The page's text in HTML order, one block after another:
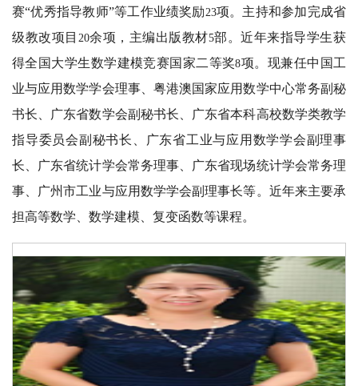
赛“优秀指导教师”等工作业绩奖励23项。主持和参加完成省
级教改项目 20余项，主编出版教材5部。近年来指导学生获
得全国大学生数学建模竞赛国家二等奖8项。现兼任中国工
业与应用数学学会理事、粤港澳国家应用数学中心常务副秘
书长、广东省数学会副秘书长、广东省本科高校数学类教学
指导委员会副秘书长、广东省工业与应用数学学会副理事
长、广东省统计学会常务理事、广东省现场统计学会常务理
事、广州市工业与应用数学学会副理事长等。近年来主要承
担高等数学、数学建模、复变函数等课程。